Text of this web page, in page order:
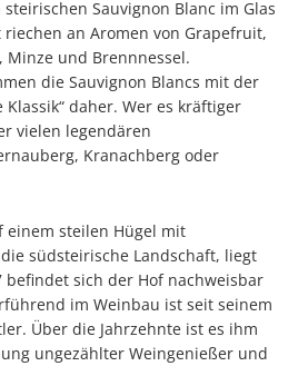
Sauvignon Blanc im Glas
an Aromen von Grapefruit,
Minze und Brennnessel.
die Sauvignon Blancs mit der
Klassik“ daher. Wer es kräftiger
vielen legendären
Kranachberg oder
einem steilen Hügel mit
südsteirische Landschaft, liegt
befindet sich der Hof nachweisbar
im Weinbau ist seit seinem
Über die Jahrzehnte ist es ihm
ungezählter Weingenießer und